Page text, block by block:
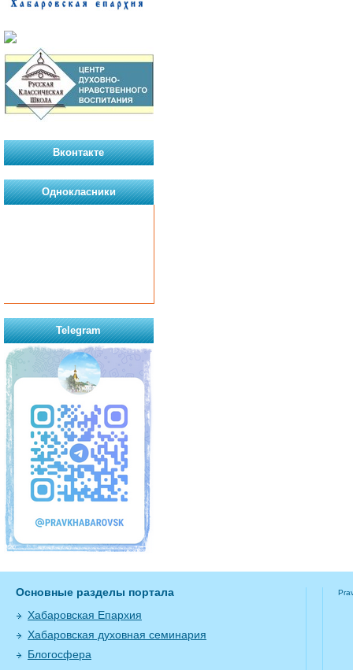
Вконтакте
Однокласники
Telegram
Основные разделы портала
Хабаровская Епархия
Хабаровская духовная семинария
Блогосфера